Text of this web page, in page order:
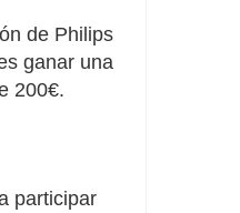
de Philips
ganar una
200€.
participar